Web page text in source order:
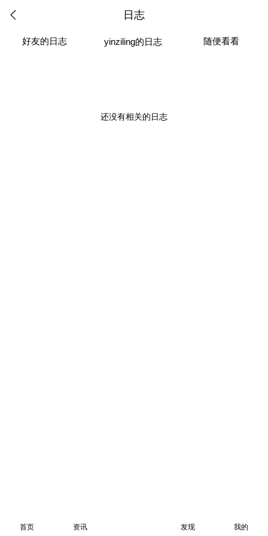
日志
好友的日志 yinziling的日志 随便看看
还没有相关的日志
首页 资讯 发现 我的